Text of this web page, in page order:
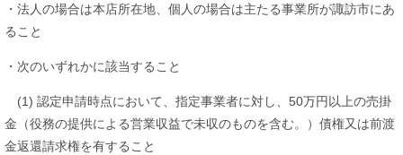
・法人の場合は本店所在地、個人の場合は主たる事業所が諏訪市にあ
ること
・次のいずれかに該当すること
(1) 認定申請時点において、指定事業者に対し、50万円以上の売掛
金（役務の提供による営業収益で未収のものを含む。）債権又は前渡
金返還請求権を有すること